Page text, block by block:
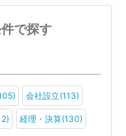
で探す
会社設立(113)
経理・決算(130)